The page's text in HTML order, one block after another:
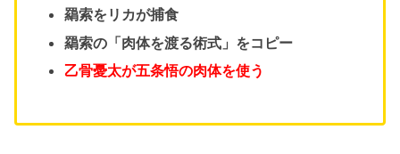
羂索をリカが捕食
羂索の「肉体を渡る術式」をコピー
乙骨憂太が五条悟の肉体を使う